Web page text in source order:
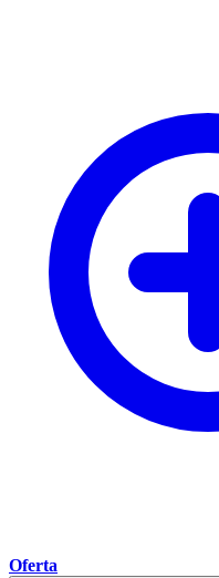
Oferta